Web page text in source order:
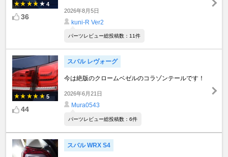
4
36
2026年8月5日
kuni-R Ver2
パーツレビュー総投稿数：11件
5
44
スバル レヴォーグ
今は絶版のクロームベゼルのコラゾンテールです！
2026年6月21日
Mura0543
パーツレビュー総投稿数：6件
スバル WRX S4